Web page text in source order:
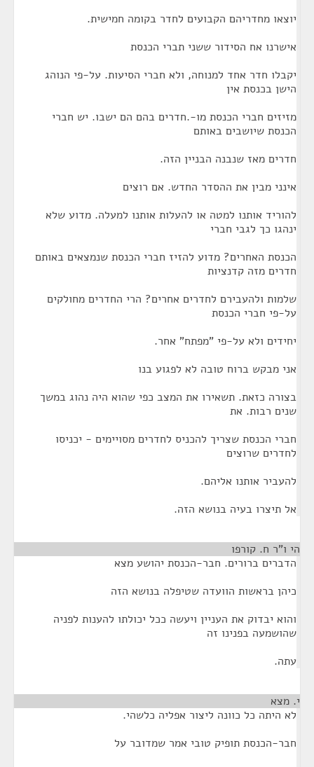
יוצאו מחדריהם הקבועים לחדר בקומה חמישית.
אישרנו אח הסידור ששני תברי הכנסת
יקבלו חדר אחד למנוחה, ולא חברי הסיעות. על-פי הנוהג
הישן בכנסת אין
מזיזים חברי הכנסת מו-.חדרים בהם הם ישבו. יש חברי
הכנסת שיושבים באותם
חדרים מאז שנבנה הבניין הזה.
אינני מבין את ההסדר החדש. אם רוצים
להוריד אותנו למטה או להעלות אותנו למעלה. מדוע שלא
ינהגו כך לגבי חברי
הכנסת האחרים? מדוע להזיז חברי הכנסת שנמצאים באותם
חדרים מזה קדנציות
שלמות ולהעבירם לחדרים אחרים? הרי החדרים מחולקים
על-פי חברי הכנסת
יחידים ולא על-פי "מפתח" אחר.
אני מבקש ברוח טובה לא לפגוע בנו
בצורה כזאת. תשאירו את המצב כפי שהוא היה נהוג במשך
שנים רבות. את
חברי הכנסת שצריך להכניס לחדרים מסויימים - יכניסו
לחדרים שרוצים
להעביר אותנו אליהם.
אל תיצרו בעיה בנושא הזה.
הי ו"ר ח. קורפו
הדברים ברורים. חבר-הכנסת יהושע מצא
כיהן בראשות הוועדה שטיפלה בנושא הזה
והוא יבדוק את העניין ויעשה ככל יכולתו להענות לפניה
שהושמעה בפנינו זה
עתה.
י. מצא
לא היתה כל כוונה ליצור אפליה כלשהי.
חבר-הכנסת תופיק טובי אמר שמדובר על